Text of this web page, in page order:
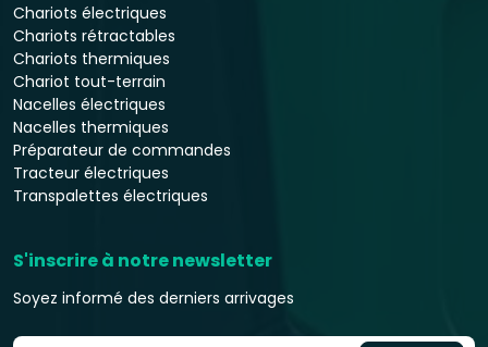
Chariots électriques
Chariots rétractables
Chariots thermiques
Chariot tout-terrain
Nacelles électriques
Nacelles thermiques
Préparateur de commandes
Tracteur électriques
Transpalettes électriques
S'inscrire à notre newsletter
Soyez informé des derniers arrivages